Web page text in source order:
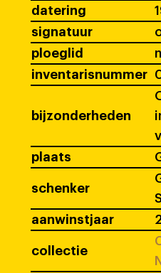
datering
signatuur
ploeglid
inventarisnummer
bijzonderheden
plaats
schenker
aanwinstjaar
collectie